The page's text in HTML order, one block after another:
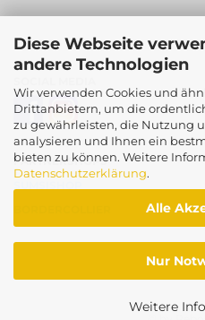
Diese Webseite
andere Technologien
Wir verwenden Cookies und
Drittanbietern, um die
zu gewährleisten, die Nutzung
analysieren und Ihnen ein
bieten zu können. Weitere
Datenschutzerklärung.
Alle
Nur
Weitere
PARTNERSHOPS